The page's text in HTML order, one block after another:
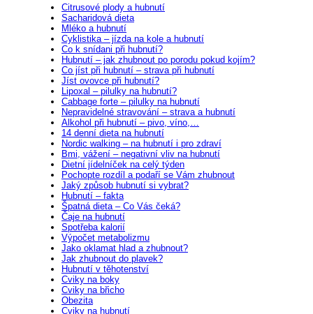
Citrusové plody a hubnutí
Sacharidová dieta
Mléko a hubnutí
Cyklistika – jízda na kole a hubnutí
Co k snídani při hubnutí?
Hubnutí – jak zhubnout po porodu pokud kojím?
Co jíst při hubnutí – strava při hubnutí
Jíst ovovce při hubnutí?
Lipoxal – pilulky na hubnutí?
Cabbage forte – pilulky na hubnutí
Nepravidelné stravování – strava a hubnutí
Alkohol při hubnutí – pivo, víno,…
14 denní dieta na hubnutí
Nordic walking – na hubnutí i pro zdraví
Bmi, vážení – negativní vliv na hubnutí
Dietní jídelníček na celý týden
Pochopte rozdíl a podaří se Vám zhubnout
Jaký způsob hubnutí si vybrat?
Hubnutí – fakta
Špatná dieta – Co Vás čeká?
Čaje na hubnutí
Spotřeba kalorií
Výpočet metabolizmu
Jako oklamat hlad a zhubnout?
Jak zhubnout do plavek?
Hubnutí v těhotenství
Cviky na boky
Cviky na břicho
Obezita
Cviky na hubnutí